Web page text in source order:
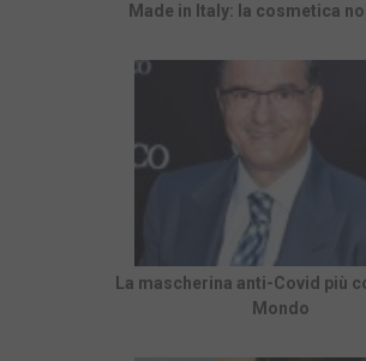
Made in Italy: la cosmetica
La mascherina anti-Covid più
Mondo